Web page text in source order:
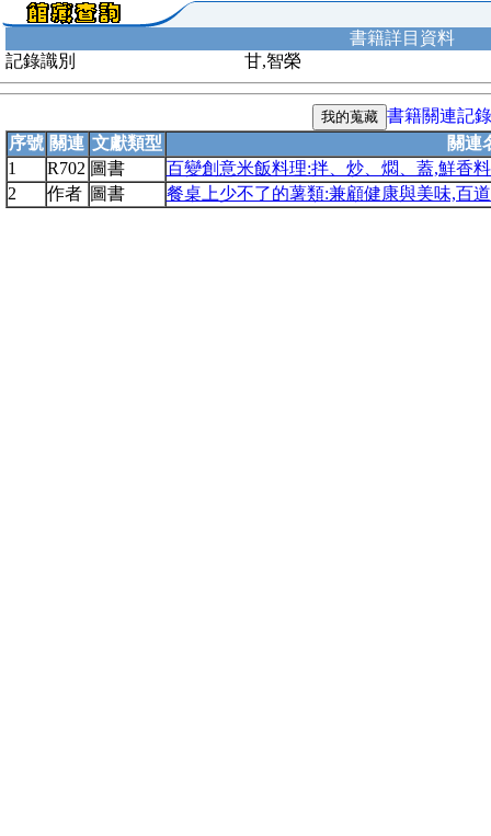
書籍詳目資料
記錄識別
甘,智榮
書籍關連記錄
序號 關連 文獻類型
關連
1
R702 圖書
百變創意米飯料理:拌、炒、燜、蓋,鮮香
2
作者 圖書 餐桌上少不了的薯類:兼顧健康與美味,百